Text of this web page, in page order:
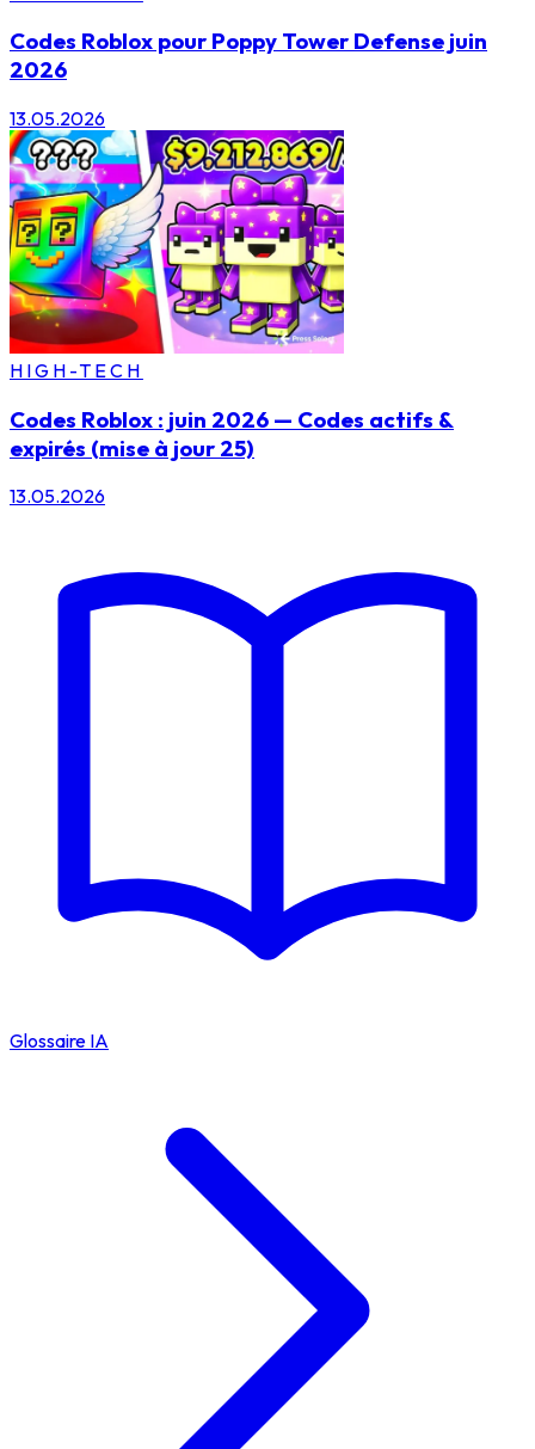
Codes Roblox pour Poppy Tower Defense juin
2026
13.05.2026
HIGH-TECH
Codes Roblox : juin 2026 — Codes actifs &
expirés (mise à jour 25)
13.05.2026
Glossaire IA